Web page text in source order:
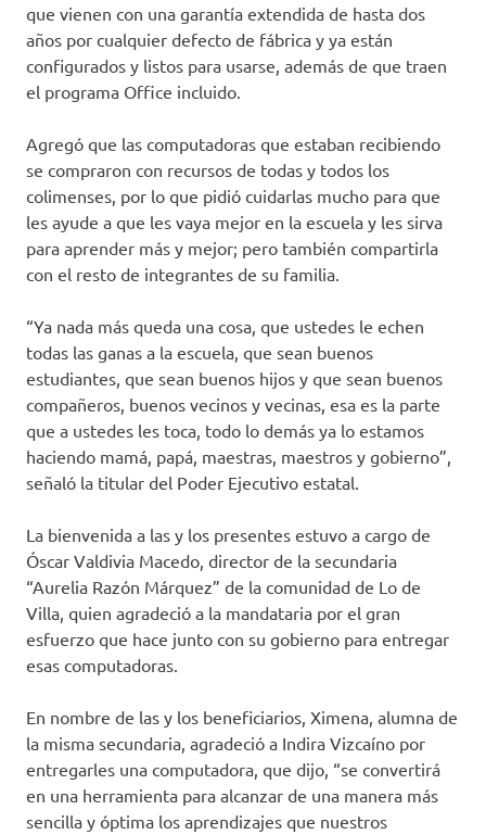
que vienen con una garantía extendida de hasta dos
años por cualquier defecto de fábrica y ya están
configurados y listos para usarse, además de que traen
el programa Office incluido.
Agregó que las computadoras que estaban recibiendo
se compraron con recursos de todas y todos los
colimenses, por lo que pidió cuidarlas mucho para que
les ayude a que les vaya mejor en la escuela y les sirva
para aprender más y mejor; pero también compartirla
con el resto de integrantes de su familia.
“Ya nada más queda una cosa, que ustedes le echen
todas las ganas a la escuela, que sean buenos
estudiantes, que sean buenos hijos y que sean buenos
compañeros, buenos vecinos y vecinas, esa es la parte
que a ustedes les toca, todo lo demás ya lo estamos
haciendo mamá, papá, maestras, maestros y gobierno”,
señaló la titular del Poder Ejecutivo estatal.
La bienvenida a las y los presentes estuvo a cargo de
Óscar Valdivia Macedo, director de la secundaria
“Aurelia Razón Márquez” de la comunidad de Lo de
Villa, quien agradeció a la mandataria por el gran
esfuerzo que hace junto con su gobierno para entregar
esas computadoras.
En nombre de las y los beneficiarios, Ximena, alumna de
la misma secundaria, agradeció a Indira Vizcaíno por
entregarles una computadora, que dijo, “se convertirá
en una herramienta para alcanzar de una manera más
sencilla y óptima los aprendizajes que nuestros